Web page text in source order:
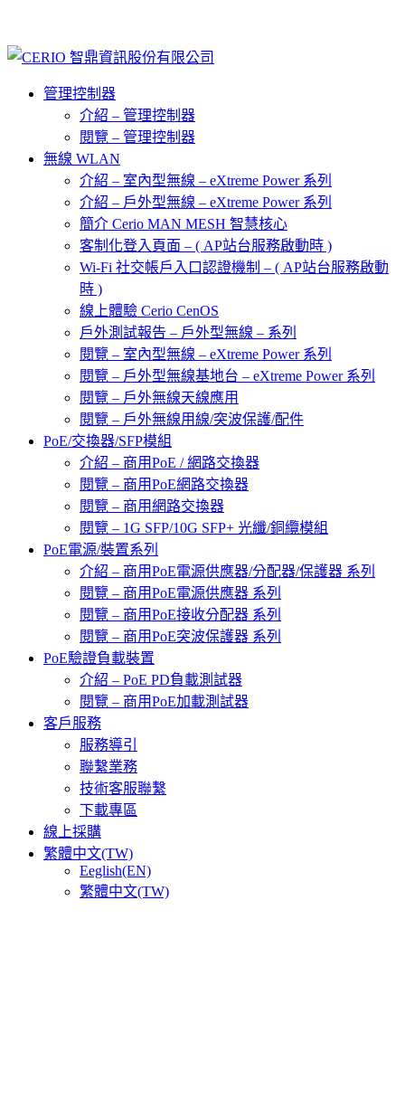
管理控制器
介紹 – 管理控制器
閱覽 – 管理控制器
無線 WLAN
介紹 – 室內型無線 – eXtreme Power 系列
介紹 – 戶外型無線 – eXtreme Power 系列
簡介 Cerio MAN MESH 智慧核心
客制化登入頁面 – ( AP站台服務啟動時 )
Wi-Fi 社交帳戶入口認證機制 – ( AP站台服務啟動
時 )
線上體驗 Cerio CenOS
戶外測試報告 – 戶外型無線 – 系列
閱覽 – 室內型無線 – eXtreme Power 系列
閱覽 – 戶外型無線基地台 – eXtreme Power 系列
閱覽 – 戶外無線天線應用
閱覽 – 戶外無線用線/突波保護/配件
PoE/交換器/SFP模組
介紹 – 商用PoE / 網路交換器
閱覽 – 商用PoE網路交換器
閱覽 – 商用網路交換器
閱覽 – 1G SFP/10G SFP+ 光纖/銅纜模組
PoE電源/裝置系列
介紹 – 商用PoE電源供應器/分配器/保護器 系列
閱覽 – 商用PoE電源供應器 系列
閱覽 – 商用PoE接收分配器 系列
閱覽 – 商用PoE突波保護器 系列
PoE驗證負載裝置
介紹 – PoE PD負載測試器
閱覽 – 商用PoE加載測試器
客戶服務
服務導引
聯繫業務
技術客服聯繫
下載專區
線上採購
繁體中文(TW)
Eeglish(EN)
繁體中文(TW)